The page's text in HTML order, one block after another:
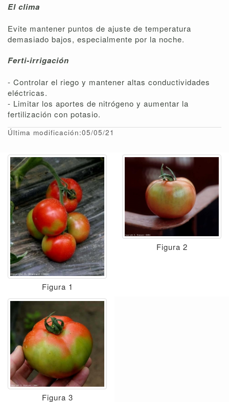
El clima
Evite mantener puntos de ajuste de temperatura
demasiado bajos, especialmente por la noche.
Ferti-irrigación
- Controlar el riego y mantener altas conductividades
eléctricas.
- Limitar los aportes de nitrógeno y aumentar la
fertilización con potasio.
Última modificación:05/05/21
Figura 1
Figura 2
Figura 3